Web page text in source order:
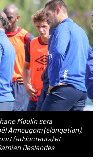
Moulin sera
Armougom (élongation),
(adducteurs) et
Deslandes